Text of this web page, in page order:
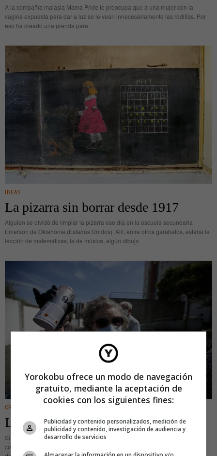
A la compañía malasia Mama Pride le preocupa que a una mujer con la
vagina expuesta para dar a luz se le vean innecesariamente las rodillas. Por
eso ha creado una prenda para
IDEAS
La pizarra sin borrar desde 1917
Alguien se olvidó de limpiar la pizarra ese día en la escuela secundaria
Emerson de Oklahoma (Estados Unidos). Allí, entre otros garabatos, estaba la
lección de matemáticas, la de música, algún dibujo
CREATIVIDAD
La abuela pinta grafitis
Si paseas por Lisboa y ves un anciano con las manos manchadas de pintura
corriendo delante de los municipales, no te asustes. Probablemente esté
Yorokobu ofrece un modo de navegación
gratuito, mediante la aceptación de
cookies con los siguientes fines:
Publicidad y contenido personalizados, medición de
publicidad y contenido, investigación de audiencia y
desarrollo de servicios